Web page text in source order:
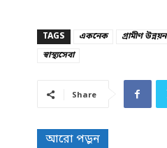
TAGS একনেক গ্রামীণ উন্নয়ন
স্বাস্থ্যসেবা
Share
আরো পড়ুন